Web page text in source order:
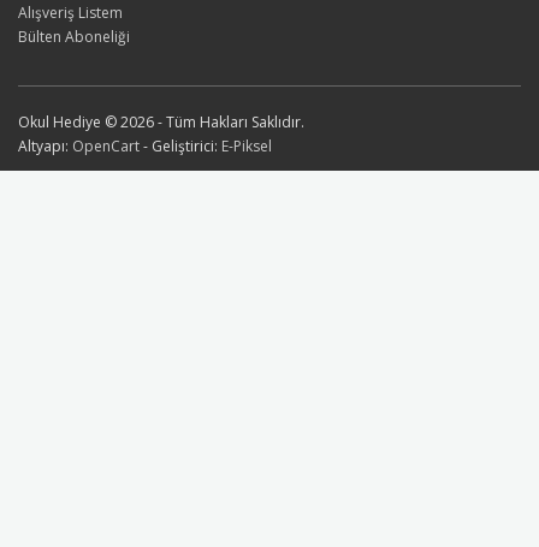
Alışveriş Listem
Bülten Aboneliği
Okul Hediye © 2026 - Tüm Hakları Saklıdır.
Altyapı: OpenCart- Geliştirici: E-Piksel